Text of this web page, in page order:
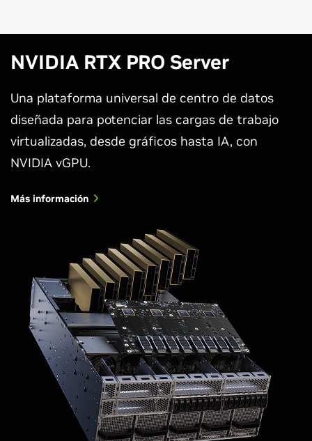
NVIDIA RTX PRO Server
Una plataforma universal de centro de datos
diseñada para potenciar las cargas de trabajo
virtualizadas, desde gráficos hasta IA, con
NVIDIA vGPU.
Más información